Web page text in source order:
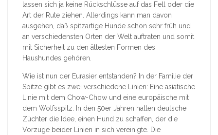
lassen sich ja keine Rückschlüsse auf das Fell oder die
Art der Rute ziehen. Allerdings kann man davon
ausgehen, daß spitzartige Hunde schon sehr früh und
an verschiedensten Orten der Welt auftraten und somit
mit Sicherheit zu den ältesten Formen des
Haushundes gehören.
Wie ist nun der Eurasier entstanden? In der Familie der
Spitze gibt es zwei verschiedene Linien: Eine asiatische
Linie mit dem Chow-Chow und eine europäische mit
dem Wolfsspitz. In den 50er Jahren hatten deutsche
Züchter die Idee, einen Hund zu schaffen, der die
Vorzüge beider Linien in sich vereinigte. Die